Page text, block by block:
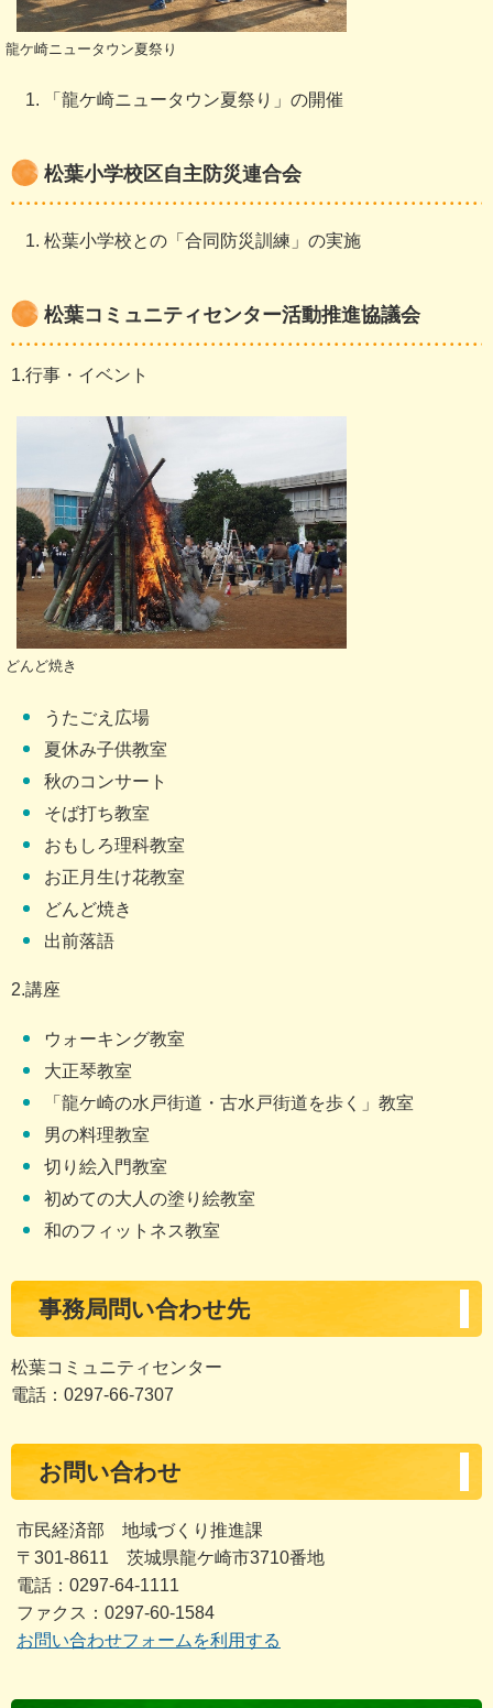
龍ケ崎ニュータウン夏祭り
「龍ケ崎ニュータウン夏祭り」の開催
松葉小学校区自主防災連合会
松葉小学校との「合同防災訓練」の実施
松葉コミュニティセンター活動推進協議会
1.行事・イベント
どんど焼き
うたごえ広場
夏休み子供教室
秋のコンサート
そば打ち教室
おもしろ理科教室
お正月生け花教室
どんど焼き
出前落語
2.講座
ウォーキング教室
大正琴教室
「龍ケ崎の水戸街道・古水戸街道を歩く」教室
男の料理教室
切り絵入門教室
初めての大人の塗り絵教室
和のフィットネス教室
事務局問い合わせ先
松葉コミュニティセンター
電話：0297-66-7307
お問い合わせ
市民経済部 地域づくり推進課
〒301-8611 茨城県龍ケ崎市3710番地
電話：0297-64-1111
ファクス：0297-60-1584
お問い合わせフォームを利用する